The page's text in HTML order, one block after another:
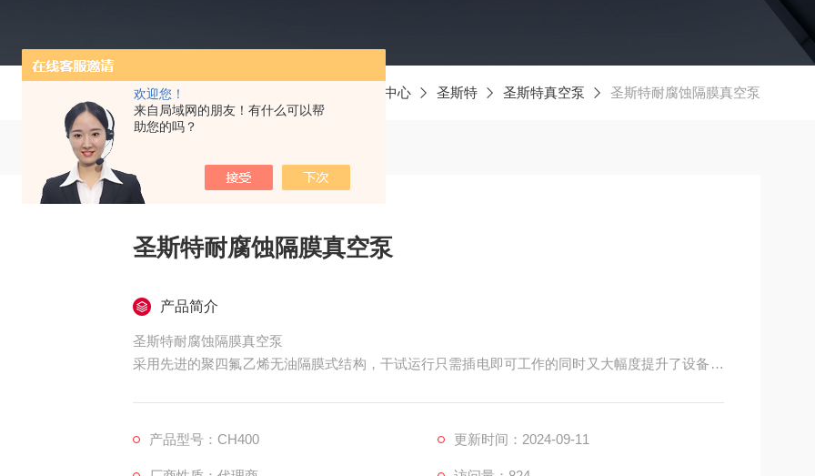
欢迎您！
来自局域网的朋友！有什么可以帮
助您的吗？
产品中心 圣斯特 圣斯特真空泵 圣斯特耐腐蚀隔膜真空泵
圣斯特耐腐蚀隔膜真空泵
产品简介
圣斯特耐腐蚀隔膜真空泵
采用先进的聚四氟乙烯无油隔膜式结构，干试运行只需插电即可工作的同时又大幅度提升了设备的
产品型号：CH400
更新时间：2024-09-11